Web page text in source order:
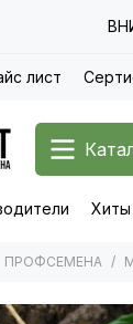
лист
Хиты
ПРОФСЕМЕНА